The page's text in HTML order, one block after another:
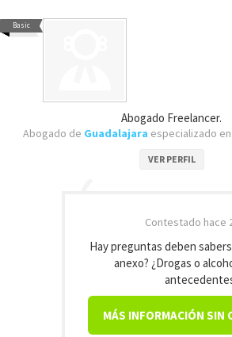
Basic
Abogado Freelancer.
Abogado de Guadalajara especializado en
VER PERFIL
Contestado hace
Hay preguntas deben
anexo? ¿Drogas o
MÁS INFORMACIÓN SIN